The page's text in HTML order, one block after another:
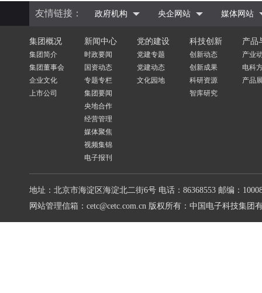
友情链接： 政府机构 央企网站 媒体网站
集团概况
集团简介
集团董事会
企业文化
上市公司
新闻中心
时政要闻
国资动态
专题专栏
集团要闻
央地合作
经营管理
媒体聚焦
视频集锦
电子报刊
党的建设
党建专题
党建动态
文化园地
科技创新
创新动态
创新成果
科研资源
智库研究
产品
产业
电科
产品
地址：北京市海淀区海淀北二街6号 电话：86368553 邮编：
网站管理信箱：cetc@cetc.com.cn 版权所有：中国电子科技集团